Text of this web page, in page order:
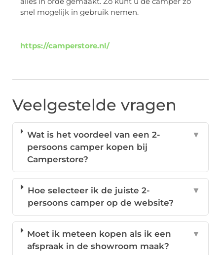
snel mogelijk in gebruik nemen.
https://camperstore.nl/
Veelgestelde vragen
Wat is het voordeel van een 2-
persoons camper kopen bij
Camperstore?
▼
Hoe selecteer ik de juiste 2-
persoons camper op de website?
▼
Moet ik meteen kopen als ik een
afspraak in de showroom maak?
▼